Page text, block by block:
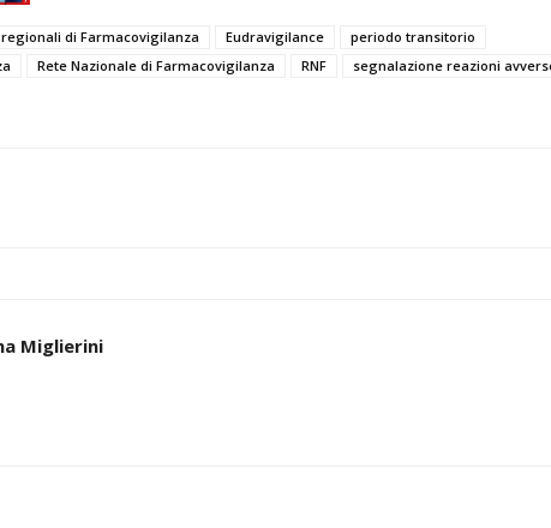
di Farmacovigilanza Eudravigilance
periodo transitorio
Rete Nazionale di Farmacovigilanza RNF
segnalazione reazioni
Miglierini